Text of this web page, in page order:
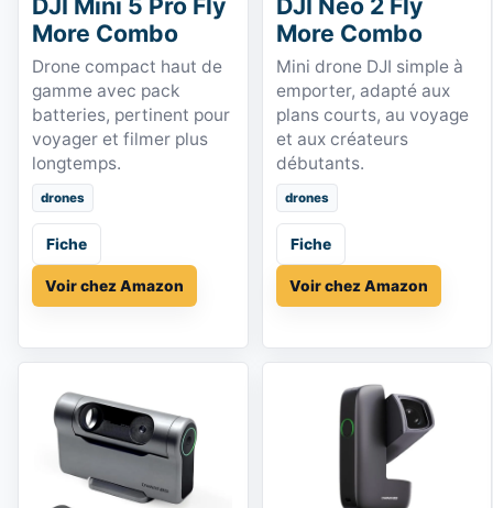
More Combo
Drone compact haut de
gamme avec pack
batteries, pertinent pour
voyager et filmer plus
longtemps.
drones
Fiche
Voir chez Amazon
More Combo
Mini drone DJI simple à
emporter, adapté aux
plans courts, au voyage
et aux créateurs
débutants.
drones
Fiche
Voir chez Amazon